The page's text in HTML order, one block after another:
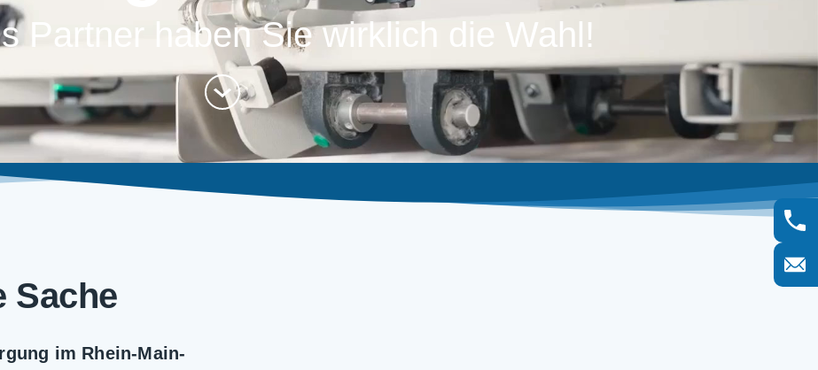
Partner haben Sie wirklich die Wahl!
Sache
im Rhein-Main-